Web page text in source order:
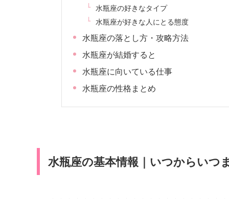
水瓶座の好きなタイプ
水瓶座が好きな人にとる態度
水瓶座の落とし方・攻略方法
水瓶座が結婚すると
水瓶座に向いている仕事
水瓶座の性格まとめ
水瓶座の基本情報｜いつからいつ